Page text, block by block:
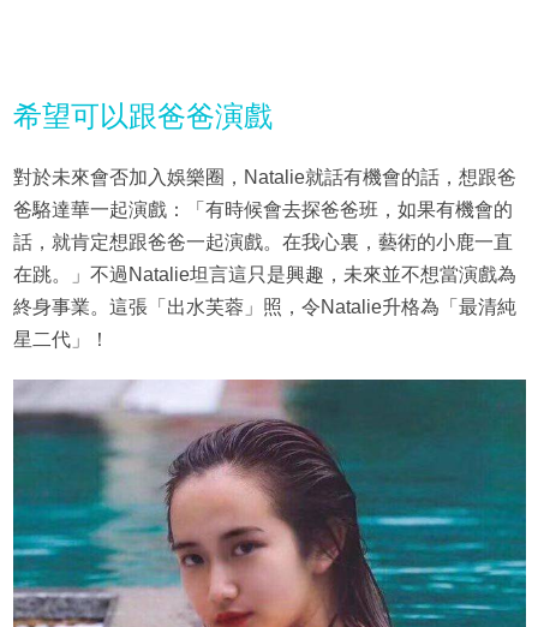
希望可以跟爸爸演戲
對於未來會否加入娛樂圈，Natalie就話有機會的話，想跟爸
爸駱達華一起演戲：「有時候會去探爸爸班，如果有機會的
話，就肯定想跟爸爸一起演戲。在我心裏，藝術的小鹿一直
在跳。」不過Natalie坦言這只是興趣，未來並不想當演戲為
終身事業。這張「出水芙蓉」照，令Natalie升格為「最清純
星二代」！